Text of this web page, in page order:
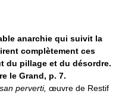
anarchie qui suivit la
complètement ces
du pillage et du désordre.
le Grand, p. 7.
perverti, œuvre de Restif